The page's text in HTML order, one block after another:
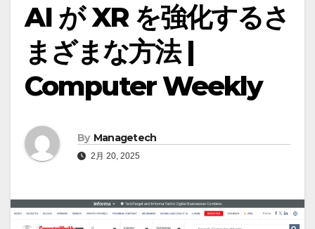
AI が XR を強化するさ
まざまな方法 |
Computer Weekly
By Managetech
2月 20, 2025